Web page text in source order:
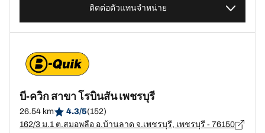
ติดต่อตัวแทนจำหน่าย
บี-ควิก สาขา โรบินสัน เพชรบุรี
26.54 km 4.3/5(152)
162/3 ม.1 ต.สมอพลือ อ.บ้านลาด จ.เพชรบุรี, เพชรบุรี - 76150